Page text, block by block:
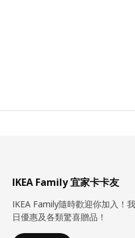
IKEA Family 宜家卡卡友
IKEA Family隨時歡迎你加入！
日優惠及各類驚喜贈品！